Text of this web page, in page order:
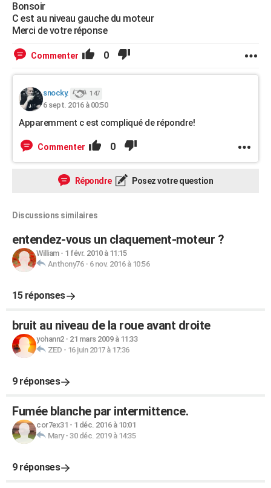
Bonsoir
C est au niveau gauche du moteur
Merci de votre réponse
Commenter 0
snocky. 147
6 sept. 2016 à 00:50
Apparemment c est compliqué de répondre!
Commenter 0
Répondre Posez votre question
Discussions similaires
entendez-vous un claquement-moteur ?
William- 1 févr. 2010 à 11:15
Anthony76- 6 nov. 2016 à 10:56
15 réponses
bruit au niveau de la roue avant droite
yohann2- 21 mars 2009 à 11:33
ZED - 16 juin 2017 à 17:36
9 réponses
Fumée blanche par intermittence.
cor7ex31 - 1 déc. 2016 à 10:01
Mary- 30 déc. 2019 à 14:35
9 réponses